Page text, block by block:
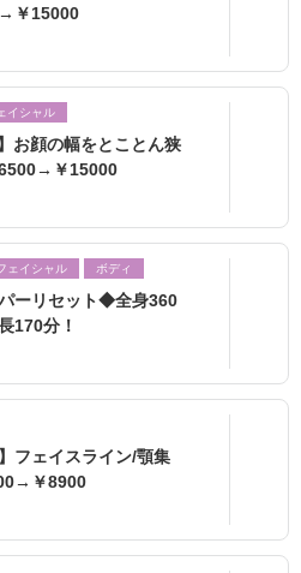
￥15000
イシャル
お顔の幅をとことん狭
￥15000
ェイシャル ボディ
ーリセット◆全身360
170分！
フェイスライン/顎集
￥8900